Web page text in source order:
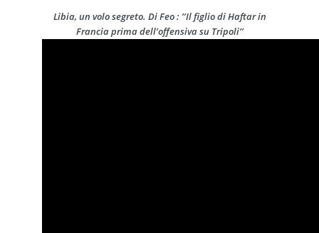
Libia, un volo segreto. Di Feo : ’’Il figlio di Haftar in
Francia prima dell’offensiva su Tripoli’’